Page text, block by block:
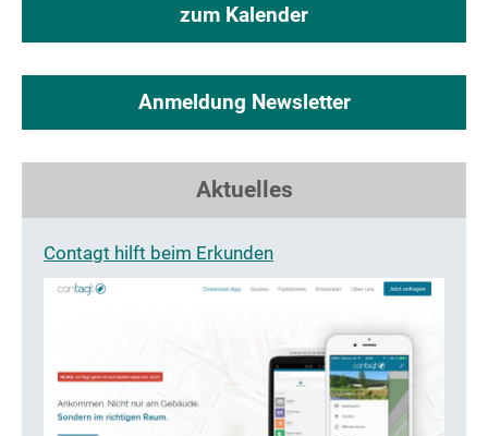
zum Kalender
Anmeldung Newsletter
Aktuelles
Contagt hilft beim Erkunden